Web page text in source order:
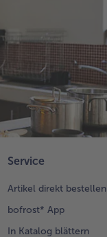
Service
Artikel direkt bestellen
bofrost* App
In Katalog blättern